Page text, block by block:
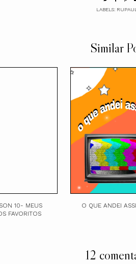
LABELS: RUPAUL
Similar
10- MEUS
FAVORITOS
O QUE ANDEI
12